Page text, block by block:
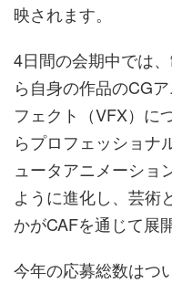
映されます。
4日間の会期中では
ら自身の作品のCG
フェクト（VFX）に
らプロフェッショナ
ュータアニメーショ
ように進化し、芸術
かがCAFを通じて展
今年の応募総数はつ